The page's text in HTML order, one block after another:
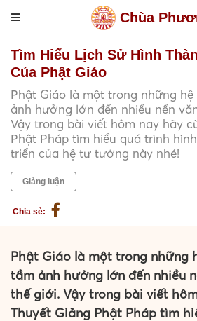
Chùa
Tìm Hiểu Lịch Sử Hình
Của Phật Giáo
Phật Giáo là một trong những
ảnh hưởng lớn đến nhiều nền
Vậy trong bài viết hôm nay hãy
Phật Pháp tìm hiểu quá trình
triển của hệ tư tưởng này nhé!
Giảng luận
Chia sẻ:
Phật Giáo là một trong những
tầm ảnh hưởng lớn đến nhiều
thế giới. Vậy trong bài viết
Thuyết Giảng Phật Pháp tìm